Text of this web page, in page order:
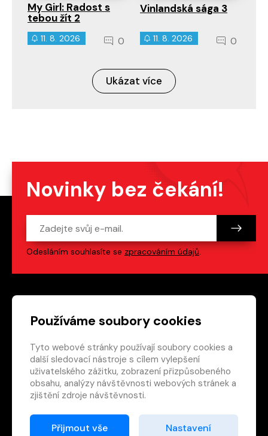
Používáme soubory cookies
Tyto webové stránky používají soubory cookies a
další sledovací nástroje s cílem vylepšení
uživatelského zážitku, zobrazení přizpůsobeného
obsahu, analýzy návštěvnosti webových stránek a
zjištění zdroje návštěvnosti.
Přijmout vše Nastavení
My Girl: Radost s
tebou žít 2
11. 8. 2026 0
Vinlandská sága 3
11. 8. 2026 0
Ukázat více
Novinky bez čekání!
Odesláním souhlasíte se zpracováním údajů.
Patička webu Odkazy na sociální
Vedlejší navigace
redakce@crew.cz
Ochrana soukromí
Nastavení cookies
E-shop